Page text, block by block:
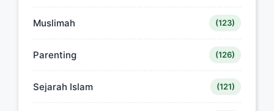
Muslimah (123)
Parenting (126)
Sejarah Islam (121)